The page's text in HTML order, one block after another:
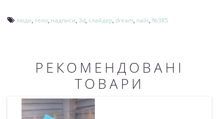
люди, тело, надписи, 3d, слайдер, dream, nails, №385
РЕКОМЕНДОВАНІ
ТОВАРИ